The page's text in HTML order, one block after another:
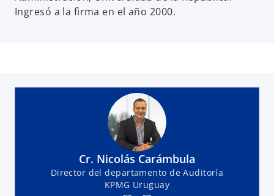
Ingresó a la firma en el año 2000.
Cr. Nicolás Carámbula
Director del departamento de Auditoría
KPMG Uruguay